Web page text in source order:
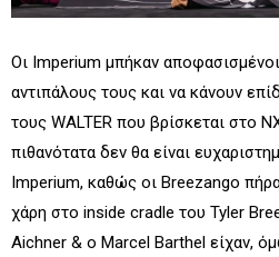
Οι Imperium μπήκαν
αντιπάλους τους και να κάνουν
τους WALTER που βρίσκεται στο
πιθανότατα δεν θα είναι
Imperium, καθώς οι Breezango
χάρη στο inside cradle του Tyler
Aichner & ο Marcel Barthel είχαν,